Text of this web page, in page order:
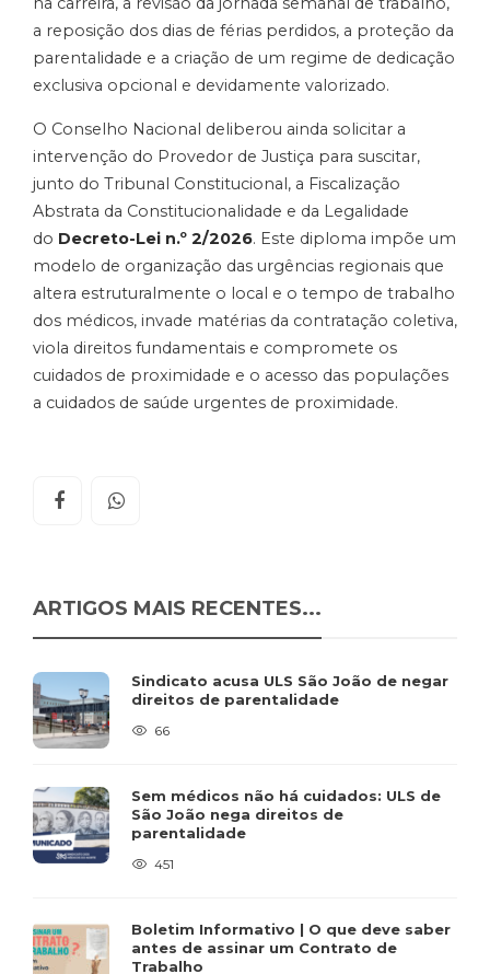
a reposição dos dias de férias perdidos, a proteção da
parentalidade e a criação de um regime de dedicação
exclusiva opcional e devidamente valorizado.
O Conselho Nacional deliberou ainda solicitar a
intervenção do Provedor de Justiça para suscitar,
junto do Tribunal Constitucional, a Fiscalização
Abstrata da Constitucionalidade e da Legalidade
do Decreto-Lei n.º 2/2026. Este diploma impõe um
modelo de organização das urgências regionais que
altera estruturalmente o local e o tempo de trabalho
dos médicos, invade matérias da contratação coletiva,
viola direitos fundamentais e compromete os
cuidados de proximidade e o acesso das populações
a cuidados de saúde urgentes de proximidade.
ARTIGOS MAIS RECENTES...
Sindicato acusa ULS São João de negar
direitos de parentalidade
66
Sem médicos não há cuidados: ULS de
São João nega direitos de
parentalidade
451
Boletim Informativo | O que deve saber
antes de assinar um Contrato de
Trabalho